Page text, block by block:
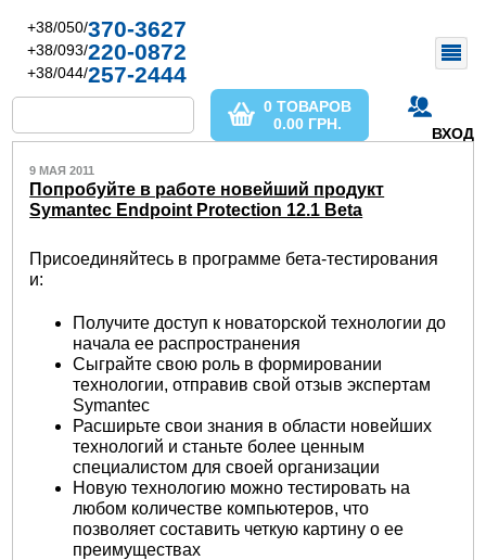
+38/050/370-3627
+38/093/220-0872
+38/044/257-2444
ВХОД
0 ТОВАРОВ
0.00 ГРН.
9 МАЯ 2011
Попробуйте в работе новейший продукт
Symantec Endpoint Protection 12.1 Beta
Присоединяйтесь в программе бета-тестирования
и:
Получите доступ к новаторской технологии до
начала ее распространения
Сыграйте свою роль в формировании
технологии, отправив свой отзыв экспертам
Symantec
Расширьте свои знания в области новейших
технологий и станьте более ценным
специалистом для своей организации
Новую технологию можно тестировать на
любом количестве компьютеров, что
позволяет составить четкую картину о ее
преимуществах